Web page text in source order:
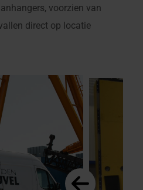
voorzien van
direct op locatie